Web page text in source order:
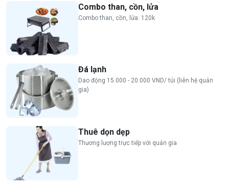
Combo than, cồn, lửa
Combo than, cồn, lửa: 120k
Đá lạnh
Dao động 15.000 - 20.000 VND/ túi (liên hệ quản
gia)
Thuê dọn dẹp
Thương lượng trực tiếp với quản gia